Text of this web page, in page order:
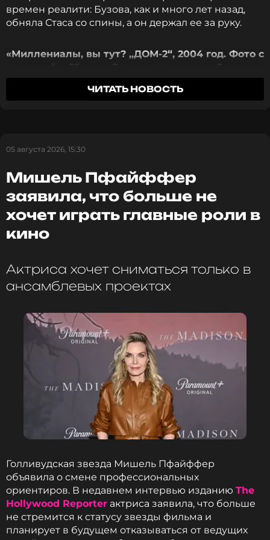
времен реалити: Бузова, как и много лет назад,
обняла Стаса со спины, а он держал ее за руку.
«Миллениалы, вы тут? „ДОМ-2“, 2004 год. Фото с
разницей в 22 года. Сильно изменились?»
написала артистка.
и вовсе предположили, что судьба могла вновь
ЧИТАТЬ НОВОСТЬ
05 августа 2026, 15:30
Мишель Пфайффер
заявила, что больше не
хочет играть главные роли в
кино
Актриса хочет сниматься только в
ансамблевых проектах
Голливудская звезда Мишель Пфайффер
объявила о смене профессиональных
ориентиров. В недавнем интервью изданию The
Hollywood Reporter актриса заявила, что больше
не стремится к статусу звезды фильма и
планирует в будущем отказываться от ведущих